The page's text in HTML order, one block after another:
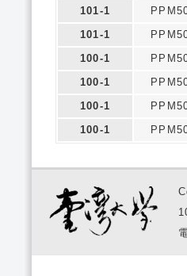
101-1
101-1
100-1
100-1
100-1
100-1